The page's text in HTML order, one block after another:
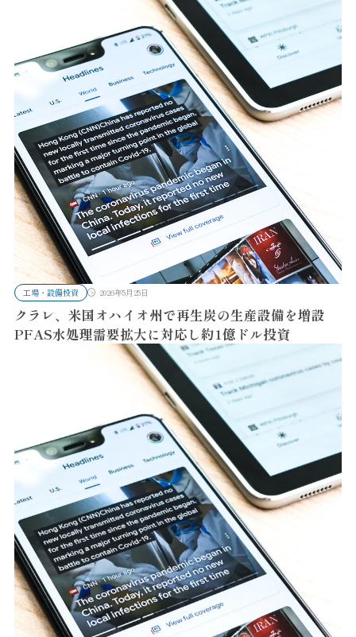
工場・設備投資 2026年5月25日
クラレ、米国オハイオ州で再生炭の生産設備を増設
PFAS水処理需要拡大に対応し約1億ドル投資